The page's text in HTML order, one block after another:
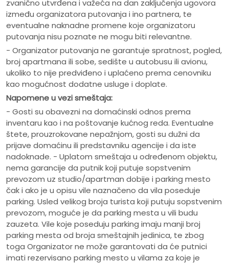
zvanično utvrđena i važeća na dan zaključenja ugovora
između organizatora putovanja i ino partnera, te
eventualne naknadne promene koje organizatoru
putovanja nisu poznate ne mogu biti relevantne.
- Organizator putovanja ne garantuje spratnost, pogled,
broj apartmana ili sobe, sedište u autobusu ili avionu,
ukoliko to nije predviđeno i uplaćeno prema cenovniku
kao mogućnost dodatne usluge i doplate.
Napomene u vezi smeštaja:
- Gosti su obavezni na domaćinski odnos prema
inventaru kao i na poštovanje kućnog reda. Eventualne
štete, prouzrokovane nepažnjom, gosti su dužni da
prijave domaćinu ili predstavniku agencije i da iste
nadoknade. - Uplatom smeštaja u određenom objektu,
nema garancije da putnik koji putuje sopstvenim
prevozom uz studio/apartman dobije i parking mesto
čak i ako je u opisu vile naznačeno da vila poseduje
parking. Usled velikog broja turista koji putuju sopstvenim
prevozom, moguće je da parking mesta u vili budu
zauzeta. Vile koje poseduju parking imaju manji broj
parking mesta od broja smeštajnih jedinica, te zbog
toga Organizator ne može garantovati da će putnici
imati rezervisano parking mesto u vilama za koje je